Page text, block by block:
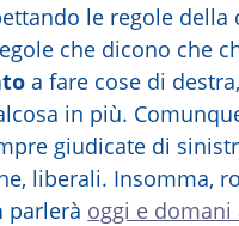
le regole della
che dicono che
a fare cose di
in più.
giudicate di
liberali. Insomma,
parlerà oggi e domani